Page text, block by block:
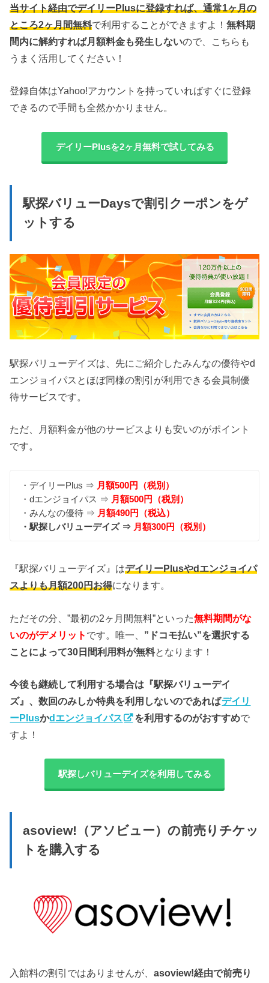
当サイト経由でデイリーPlusに登録すれば、通常1ヶ月の
ところ2ヶ月間無料で利用することができますよ！無料期
間内に解約すれば月額料金も発生しないので、こちらも
うまく活用してください！
登録自体はYahoo!アカウントを持っていればすぐに登録
できるので手間も全然かかりません。
デイリーPlusを2ヶ月無料で試してみる
駅探バリューDaysで割引クーポンをゲ
ットする
駅探バリューデイズは、先にご紹介したみんなの優待やd
エンジョイパスとほぼ同様の割引が利用できる会員制優
待サービスです。
ただ、月額料金が他のサービスよりも安いのがポイント
です。
・デイリーPlus ⇒ 月額500円（税別）
・dエンジョイパス ⇒ 月額500円（税別）
・みんなの優待 ⇒ 月額490円（税込）
・駅探しバリューデイズ ⇒ 月額300円（税別）
『駅探バリューデイズ』はデイリーPlusやdエンジョイパ
スよりも月額200円お得になります。
ただその分、”最初の2ヶ月間無料”といった無料期間がな
いのがデメリット です。唯一、 ”ドコモ払い”を選択する
ことによって30日間利用料が無料となります！
今後も継続して利用する場合は『駅探バリューデイ
ズ』、数回のみしか特典を利用しないのであればデイリ
ーPlusかdエンジョイパス を利用するのがおすすめで
すよ！
駅探しバリューデイズを利用してみる
asoview!（アソビュー）の前売りチケッ
トを購入する
入館料の割引ではありませんが、asoview!経由で前売り